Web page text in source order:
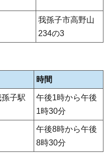
我孫子市高野山
234の3
時間
子駅
午後1時から午後
1時30分
午後8時から午後
8時30分